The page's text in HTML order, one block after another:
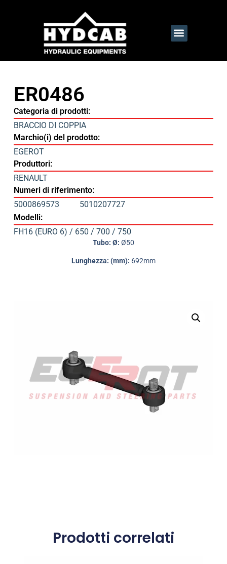
ER0486
Categoria di prodotti:
BRACCIO DI COPPIA
Marchio(i) del prodotto:
EGEROT
Produttori:
RENAULT
Numeri di riferimento:
5000869573
5010207727
Modelli:
FH16 (EURO 6) / 650 / 700 / 750
Tubo: Ø: Ø50
Lunghezza: (mm): 692mm
Prodotti correlati